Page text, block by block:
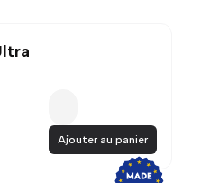
Ajouter au panier